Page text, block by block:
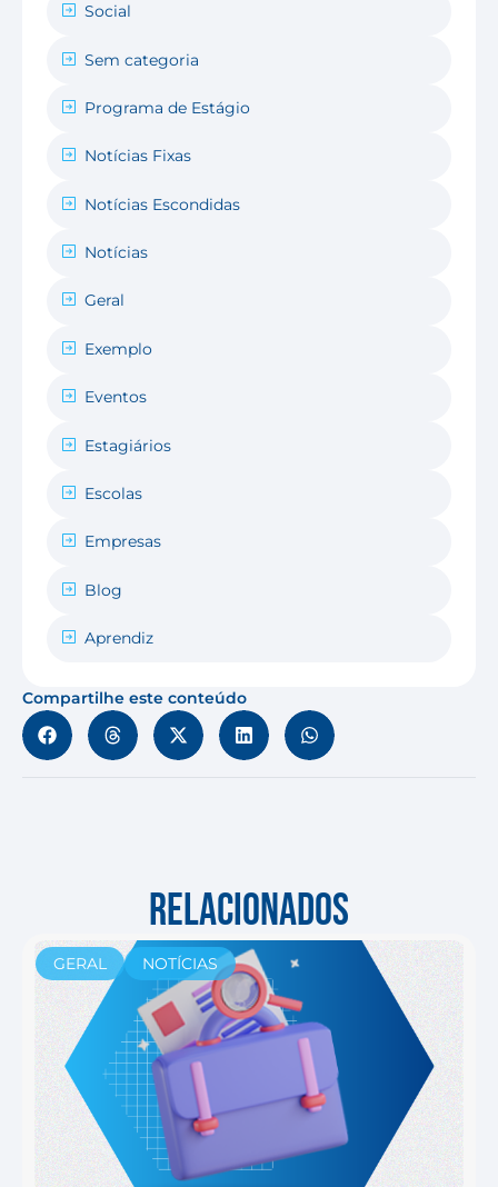
Social
Sem categoria
Programa de Estágio
Notícias Fixas
Notícias Escondidas
Notícias
Geral
Exemplo
Eventos
Estagiários
Escolas
Empresas
Blog
Aprendiz
Compartilhe este conteúdo
RELACIONADOS
GERAL NOTÍCIAS